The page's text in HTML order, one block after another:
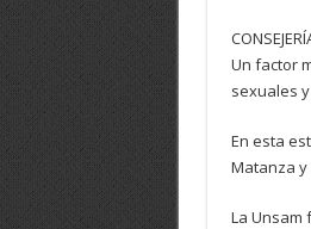
Un factor
sexuales
En esta
Matanza y
La Unsam